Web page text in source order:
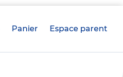
Panier crèche(s)
Espace parent